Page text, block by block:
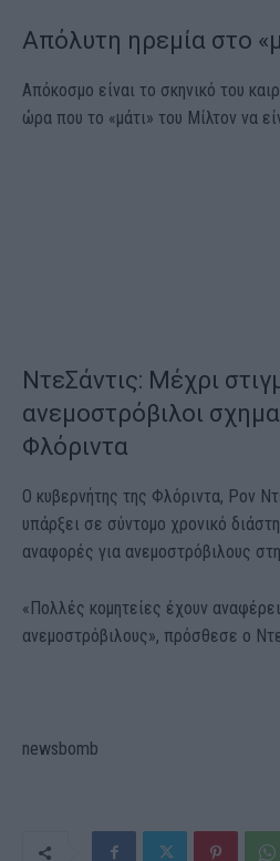
Απόλυτη ηρεμία στο
Απόκοσμο είναι το σκηνικό του
ώρα που το «μάτι» του Μίλτον να
ΝτεΣάντις: Μέχρι
ανεμοστρόβιλοι
Φλόριντα
Ο κυβερνήτης της Φλόριντα, Ρον
υπάρξει σε σύντομο χρονικό
αναφορές για ανεμοστρόβιλους
«Πολλές κομητείες έχουν
ανεμοστρόβιλους», πρόσθεσε ο
newsbomb